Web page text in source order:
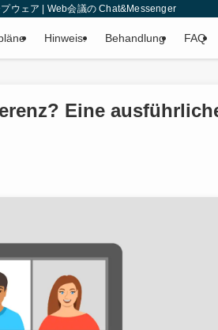
ウェア | Web会議の Chat&Messenger
Hinweis. Behandlung FAQ
Eine